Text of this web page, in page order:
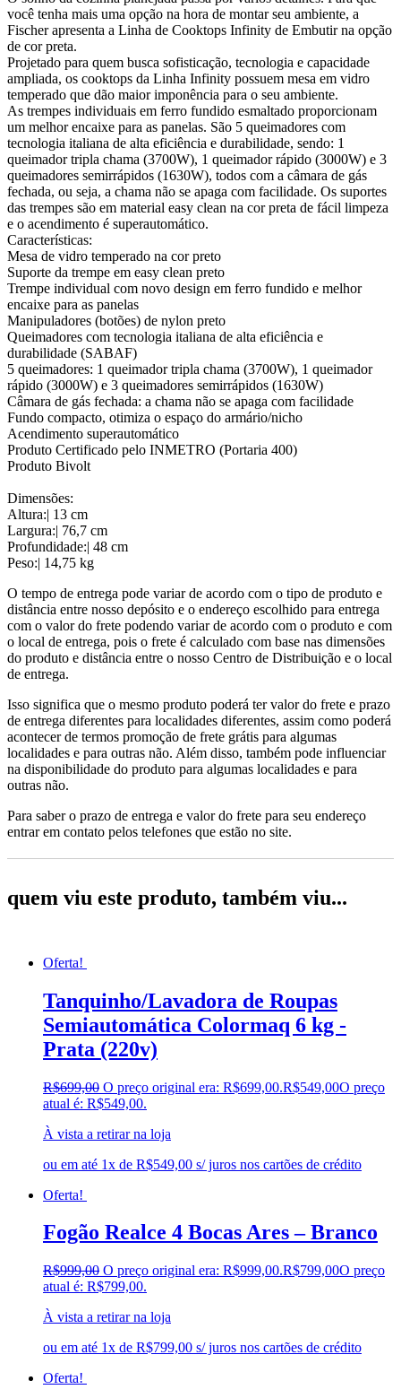
você tenha mais uma opção na hora de montar seu ambiente, a
Fischer apresenta a Linha de Cooktops Infinity de Embutir na opção
de cor preta.
Projetado para quem busca sofisticação, tecnologia e capacidade
ampliada, os cooktops da Linha Infinity possuem mesa em vidro
temperado que dão maior imponência para o seu ambiente.
As trempes individuais em ferro fundido esmaltado proporcionam
um melhor encaixe para as panelas. São 5 queimadores com
tecnologia italiana de alta eficiência e durabilidade, sendo: 1
queimador tripla chama (3700W), 1 queimador rápido (3000W) e 3
queimadores semirrápidos (1630W), todos com a câmara de gás
fechada, ou seja, a chama não se apaga com facilidade. Os suportes
das trempes são em material easy clean na cor preta de fácil limpeza
e o acendimento é superautomático.
Características:
Mesa de vidro temperado na cor preto
Suporte da trempe em easy clean preto
Trempe individual com novo design em ferro fundido e melhor
encaixe para as panelas
Manipuladores (botões) de nylon preto
Queimadores com tecnologia italiana de alta eficiência e
durabilidade (SABAF)
5 queimadores: 1 queimador tripla chama (3700W), 1 queimador
rápido (3000W) e 3 queimadores semirrápidos (1630W)
Câmara de gás fechada: a chama não se apaga com facilidade
Fundo compacto, otimiza o espaço do armário/nicho
Acendimento superautomático
Produto Certificado pelo INMETRO (Portaria 400)
Produto Bivolt
Dimensões:
Altura:| 13 cm
Largura:| 76,7 cm
Profundidade:| 48 cm
Peso:| 14,75 kg
O tempo de entrega pode variar de acordo com o tipo de produto e
distância entre nosso depósito e o endereço escolhido para entrega
com o valor do frete podendo variar de acordo com o produto e com
o local de entrega, pois o frete é calculado com base nas dimensões
do produto e distância entre o nosso Centro de Distribuição e o local
de entrega.
Isso significa que o mesmo produto poderá ter valor do frete e prazo
de entrega diferentes para localidades diferentes, assim como poderá
acontecer de termos promoção de frete grátis para algumas
localidades e para outras não. Além disso, também pode influenciar
na disponibilidade do produto para algumas localidades e para
outras não.
Para saber o prazo de entrega e valor do frete para seu endereço
entrar em contato pelos telefones que estão no site.
quem viu este produto, também viu...
Oferta!
Tanquinho/Lavadora de Roupas
Semiautomática Colormaq 6 kg -
Prata (220v)
R$699,00 O preço original era: R$699,00.R$549,00O preço
atual é: R$549,00.
À vista a retirar na loja
ou em até 1x de R$549,00 s/ juros nos cartões de crédito
Oferta!
Fogão Realce 4 Bocas Ares – Branco
R$999,00 O preço original era: R$999,00.R$799,00O preço
atual é: R$799,00.
À vista a retirar na loja
ou em até 1x de R$799,00 s/ juros nos cartões de crédito
Oferta!